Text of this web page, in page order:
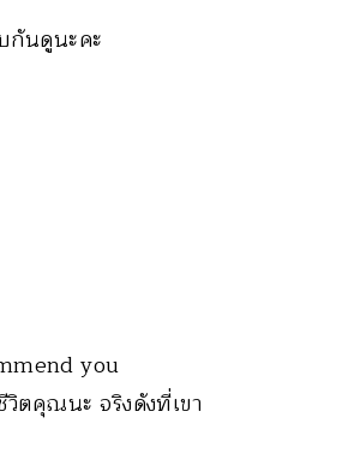
กันดูนะคะ
you
ตคุณนะ จริงดังที่เขา